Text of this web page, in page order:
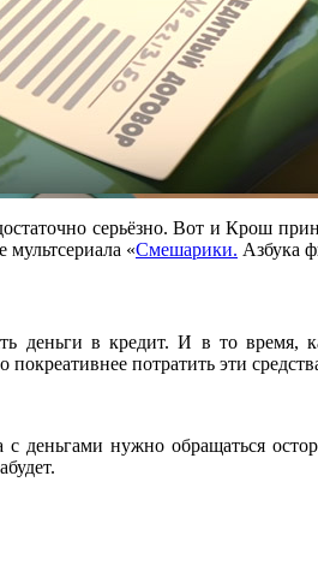
серьёзно. Вот и Крош
«Смешарики. Азбука
в кредит. И в то время,
потратить эти
нужно обращаться